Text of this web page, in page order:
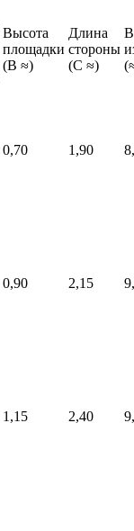
Высота
площадки
(B ≈)
Длина
стороны
(C ≈)
0,70 1,90
0,90 2,15
1,15 2,40